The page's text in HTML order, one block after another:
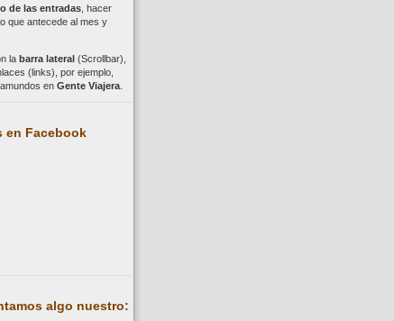
de las entradas, hacer
que antecede al mes y
la barra lateral(Scrollbar),
(links), por ejemplo,
en Gente Viajera.
en Facebook
algo nuestro: